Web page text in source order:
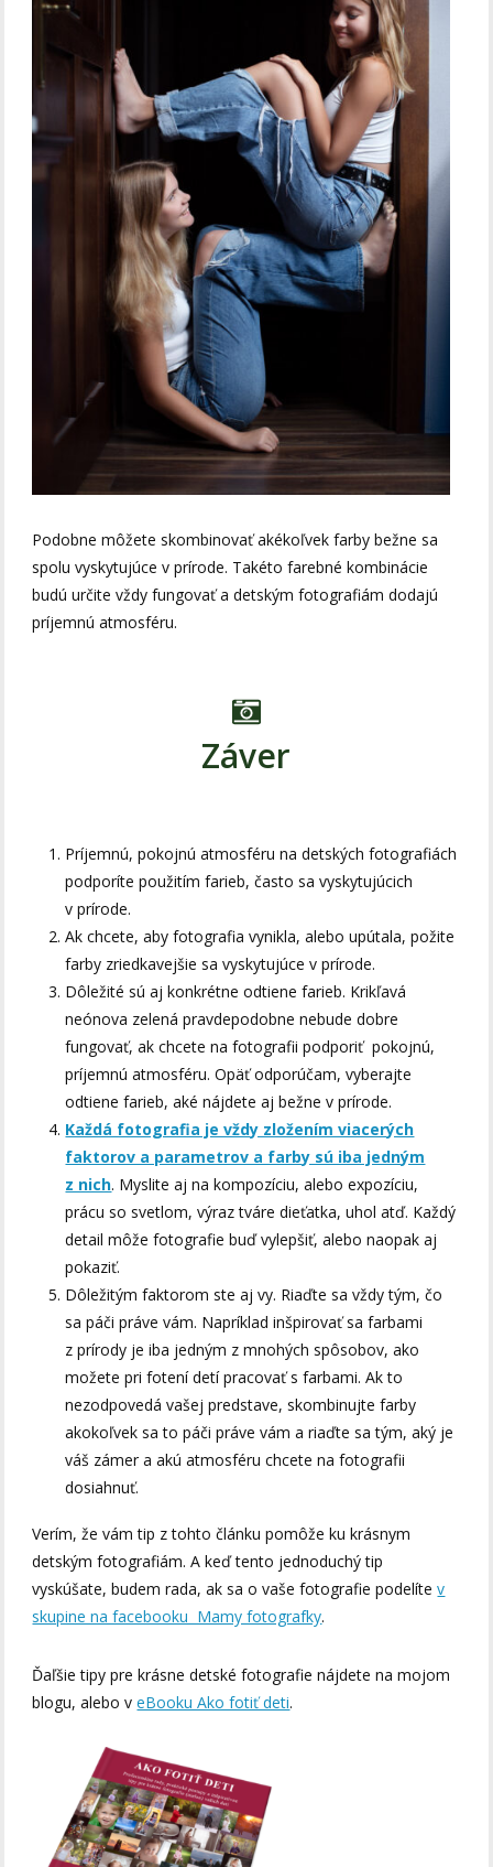
Podobne môžete skombinovať akékoľvek farby bežne sa
spolu vyskytujúce v prírode. Takéto farebné kombinácie
budú určite vždy fungovať a detským fotografiám dodajú
príjemnú atmosféru.
Záver
Príjemnú, pokojnú atmosféru na detských fotografiách
podporíte použitím farieb, často sa vyskytujúcich
v prírode.
Ak chcete, aby fotografia vynikla, alebo upútala, požite
farby zriedkavejšie sa vyskytujúce v prírode.
Dôležité sú aj konkrétne odtiene farieb. Krikľavá
neónova zelená pravdepodobne nebude dobre
fungovať, ak chcete na fotografii podporiť pokojnú,
príjemnú atmosféru. Opäť odporúčam, vyberajte
odtiene farieb, aké nájdete aj bežne v prírode.
Každá fotografia je vždy zložením viacerých
faktorov a parametrov a farby sú iba jedným
z nich. Myslite aj na kompozíciu, alebo expozíciu,
prácu so svetlom, výraz tváre dieťatka, uhol atď. Každý
detail môže fotografie buď vylepšiť, alebo naopak aj
pokaziť.
Dôležitým faktorom ste aj vy. Riaďte sa vždy tým, čo
sa páči práve vám. Napríklad inšpirovať sa farbami
z prírody je iba jedným z mnohých spôsobov, ako
možete pri fotení detí pracovať s farbami. Ak to
nezodpovedá vašej predstave, skombinujte farby
akokoľvek sa to páči práve vám a riaďte sa tým, aký je
váš zámer a akú atmosféru chcete na fotografii
dosiahnuť.
Verím, že vám tip z tohto článku pomôže ku krásnym
detským fotografiám. A keď tento jednoduchý tip
vyskúšate, budem rada, ak sa o vaše fotografie podelítev
skupine na facebooku Mamy fotografky.
Ďaľšie tipy pre krásne detské fotografie nájdete na mojom
blogu, alebo veBooku Ako fotiť deti.